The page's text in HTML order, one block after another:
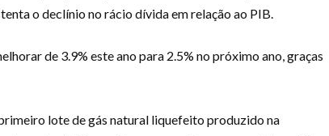
o declínio no rácio dívida em relação ao PIB.
de 3.9% este ano para 2.5% no próximo ano, graças
lote de gás natural liquefeito produzido na